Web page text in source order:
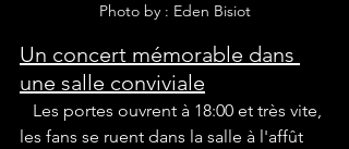
Photo by : Eden Bisiot
Un concert mémorable dans
une salle conviviale
les fans se ruent dans la salle à l'affût